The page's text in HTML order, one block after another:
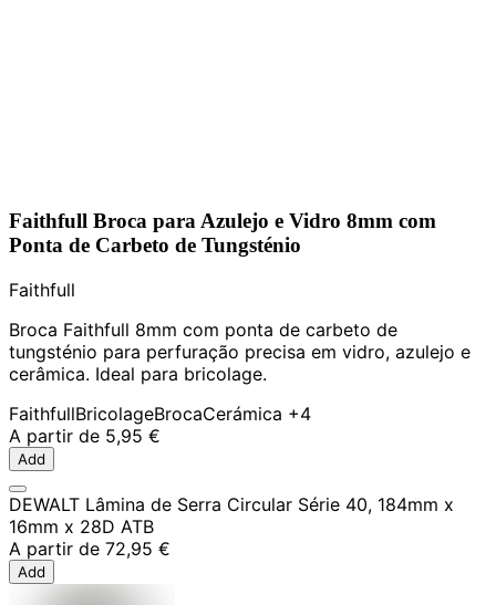
Faithfull Broca para Azulejo e Vidro 8mm com
Ponta de Carbeto de Tungsténio
Faithfull
Broca Faithfull 8mm com ponta de carbeto de
tungsténio para perfuração precisa em vidro, azulejo e
cerâmica. Ideal para bricolage.
FaithfullBricolageBrocaCerámica +4
A partir de 5,95 €
Add
DEWALT Lâmina de Serra Circular Série 40, 184mm x
16mm x 28D ATB
A partir de 72,95 €
Add